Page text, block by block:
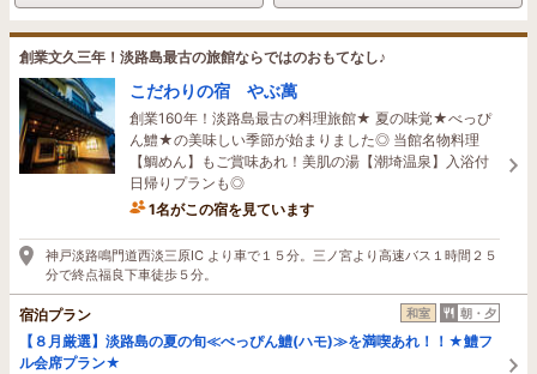
創業文久三年！淡路島最古の旅館ならではのおもてなし♪
こだわりの宿 やぶ萬
創業160年！淡路島最古の料理旅館★ 夏の味覚★べっぴ
ん鱧★の美味しい季節が始まりました◎ 当館名物料理
【鯛めん】もご賞味あれ！美肌の湯【潮埼温泉】入浴付
日帰りプランも◎
1名がこの宿を見ています
19時間前に予約されました
神戸淡路鳴門道西淡三原IC より車で１５分。三ノ宮より高速バス１時間２５
分で終点福良下車徒歩５分。
宿泊プラン 和室 朝・夕
【８月厳選】淡路島の夏の旬≪べっぴん鱧(ハモ)≫を満喫あれ！！★鱧フ
ル会席プラン★